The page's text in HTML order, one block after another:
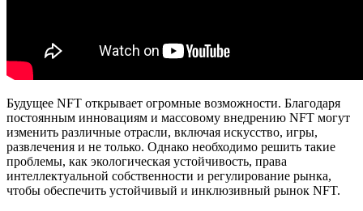
Будущее NFT открывает огромные возможности. Благодаря
постоянным инновациям и массовому внедрению NFT могут
изменить различные отрасли, включая искусство, игры,
развлечения и не только. Однако необходимо решить такие
проблемы, как экологическая устойчивость, права
интеллектуальной собственности и регулирование рынка,
чтобы обеспечить устойчивый и инклюзивный рынок NFT.